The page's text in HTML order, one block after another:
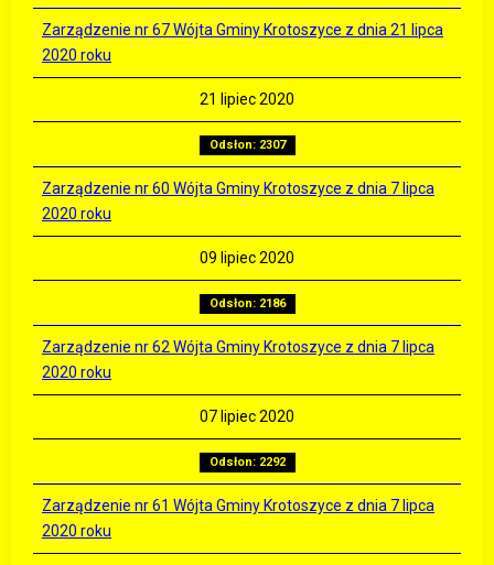
Zarządzenie nr 67 Wójta Gminy Krotoszyce z dnia 21 lipca
2020 roku
21 lipiec 2020
Odsłon: 2307
Zarządzenie nr 60 Wójta Gminy Krotoszyce z dnia 7 lipca
2020 roku
09 lipiec 2020
Odsłon: 2186
Zarządzenie nr 62 Wójta Gminy Krotoszyce z dnia 7 lipca
2020 roku
07 lipiec 2020
Odsłon: 2292
Zarządzenie nr 61 Wójta Gminy Krotoszyce z dnia 7 lipca
2020 roku